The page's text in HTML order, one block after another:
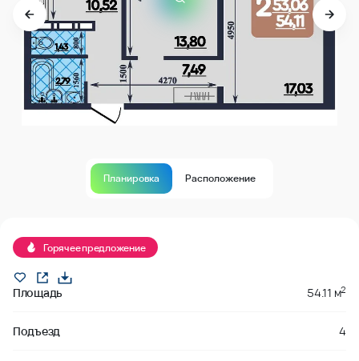
Планировка Расположение
Горячее предложение
Площадь 54.11 м2
Подъезд 4